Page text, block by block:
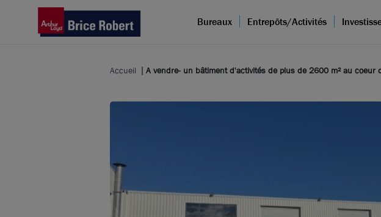
Bureaux Entrepôts/Activités
Accueil A vendre- un bâtiment d'activités de plus de 2600 m² au coeur